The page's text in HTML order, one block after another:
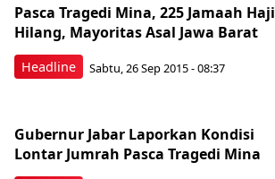
Headline
Pasca Tragedi Mina, 225 Jamaah Haji
Hilang, Mayoritas Asal Jawa Barat
Sabtu, 26 Sep 2015 - 08:37
Gubernur Jabar Laporkan Kondisi
Lontar Jumrah Pasca Tragedi Mina